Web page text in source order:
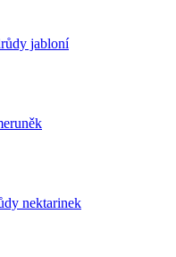
jabloní
nektarinek